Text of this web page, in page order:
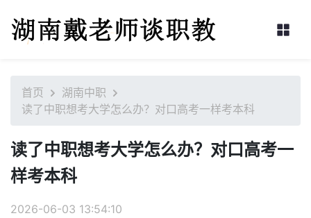
首页
湖南中职
读了中职想考大学怎么办？对口高考一样考本科
读了中职想考大学怎么办？对口高考一
样考本科
2026-06-03 13:54:10